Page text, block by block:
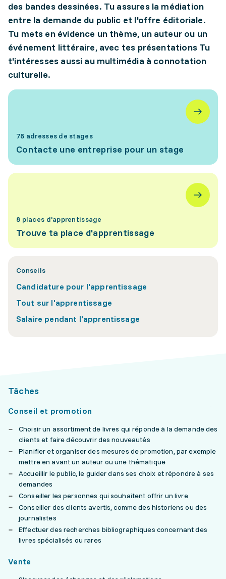
des bandes dessinées. Tu assures la médiation
entre la demande du public et l'offre éditoriale.
Tu mets en évidence un thème, un auteur ou un
événement littéraire, avec tes présentations Tu
t'intéresses aussi au multimédia à connotation
culturelle.
78 adresses de stages
Contacte une entreprise pour un stage
8 places d'apprentissage
Trouve ta place d'apprentissage
Conseils
Candidature pour l'apprentissage
Tout sur l'apprentissage
Salaire pendant l'apprentissage
Tâches
Conseil et promotion
Choisir un assortiment de livres qui réponde à la demande des
clients et faire découvrir des nouveautés
Planifier et organiser des mesures de promotion, par exemple
mettre en avant un auteur ou une thématique
Accueillir le public, le guider dans ses choix et répondre à ses
demandes
Conseiller les personnes qui souhaitent offrir un livre
Conseiller des clients avertis, comme des historiens ou des
journalistes
Effectuer des recherches bibliographiques concernant des
livres spécialisés ou rares
Vente